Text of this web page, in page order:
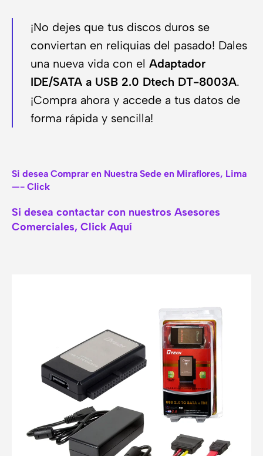
¡No dejes que tus discos duros se
conviertan en reliquias del pasado! Dales
una nueva vida con el Adaptador
IDE/SATA a USB 2.0 Dtech DT-8003A.
¡Compra ahora y accede a tus datos de
forma rápida y sencilla!
Si desea Comprar en Nuestra Sede en Miraflores, Lima
—- Click
Si desea contactar con nuestros Asesores
Comerciales, Click Aquí